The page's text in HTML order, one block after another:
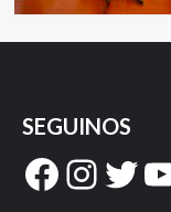
SEGUINOS